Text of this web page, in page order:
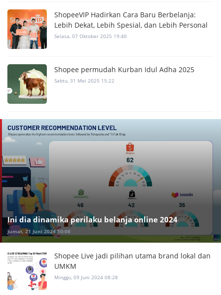
ShopeeVIP Hadirkan Cara Baru Berbelanja:
Lebih Dekat, Lebih Spesial, dan Lebih Personal
Selasa, 07 Oktober 2025 19:40
Shopee permudah Kurban Idul Adha 2025
Sabtu, 31 Mei 2025 15:22
Ini dia dinamika perilaku belanja online 2024
Jumat, 21 Juni 2024 10:06
Shopee Live jadi pilihan utama brand lokal dan
UMKM
Minggu, 09 Juni 2024 08:28